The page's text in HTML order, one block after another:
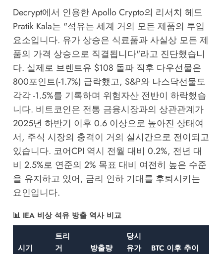
Decrypt에서 인용한 Apollo Crypto의 리서치 헤드
Pratik Kala는 "석유는 세계 거의 모든 제품의 투입
요소입니다. 유가 상승은 식료품과 사실상 모든 제
품의 가격 상승으로 직결됩니다"라고 진단했습니
다. 실제로 브렌트유 $108 돌파 직후 다우선물은
800포인트(-1.7%) 급락했고, S&P와 나스닥선물도
각각 -1.5%를 기록하며 위험자산 전반이 하락했습
니다. 비트코인은 전통 금융시장과의 상관관계가
2025년 하반기 이후 0.6 이상으로 높아진 상태여
서, 주식 시장의 충격이 거의 실시간으로 전이되고
있습니다. 코어CPI 역시 전월 대비 0.2%, 전년 대
비 2.5%로 연준의 2% 목표 대비 여전히 높은 수준
을 유지하고 있어, 금리 인하 기대를 후퇴시키는
요인입니다.
📊 IEA 비상 석유 방출 역사 비교
시기
트리
거
방출량
당시
유가
BTC 이후 추이